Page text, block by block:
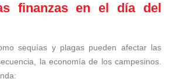
finanzas en el día del
sequías y plagas pueden afectar las
la economía de los campesinos.